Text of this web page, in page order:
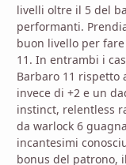
livelli oltre il 5 del
performanti.
buon livello per
11. In entrambi i
Barbaro 11 rispetto
invece di +2 e un
instinct, relentless
da warlock 6
incantesimi
bonus del patrono,